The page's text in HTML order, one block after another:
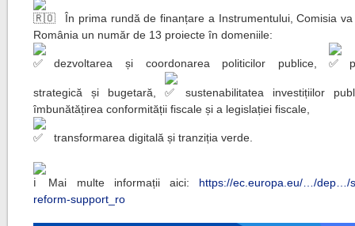
În prima rundă de finanțare a Instrumentului, Comisia
România un număr de 13 proiecte în domeniile:
dezvoltarea și coordonarea politicilor publice,
strategică și bugetară,
sustenabilitatea investițiilor
îmbunătățirea conformității fiscale și a legislației fiscale,
transformarea digitală și tranziția verde.
Mai multe informații aici: https://ec.europa.eu/…/dep…/
reform-support_ro